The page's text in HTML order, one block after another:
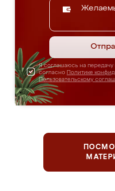
Я соглашаюсь на
согласно Политике
Пользовательскому